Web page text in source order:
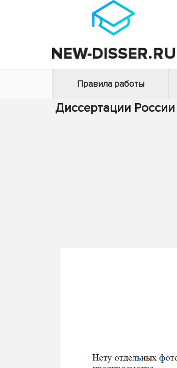
Правила работы
Диссертации России